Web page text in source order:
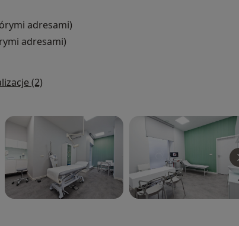
i paznokci. Dermatologia kliniczna zajmuje się
będących następstwem chorób wewnętrznych, np.
chorób skórnych u dzieci;
czerniaka i kontrola znamion
adresami)
adresami)
(2)